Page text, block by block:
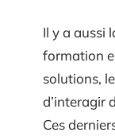
Il y a aussi
formation
solutions,
d’interagir
Ces